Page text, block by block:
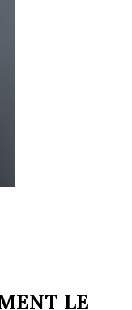
LE